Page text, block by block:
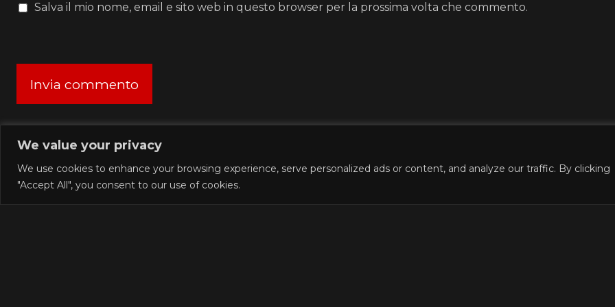
We value your privacy
We use cookies to enhance your browsing experience, serve personalized ads or content, and analyze our traffic. By clicking
"Accept All", you consent to our use of cookies.
Salva il mio nome, email e sito web in questo browser per la prossima volta che commento.